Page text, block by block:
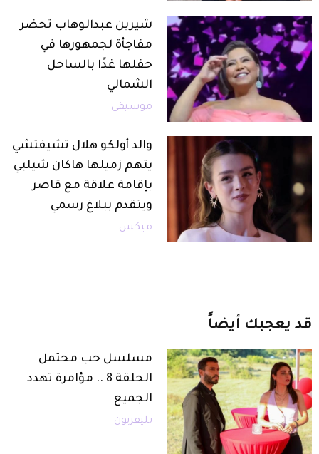
شيرين عبدالوهاب تحضر
مفاجأة لجمهورها في
حفلها غدًا بالساحل
الشمالي
موسيقى
والد أولكو هلال تشيفتشي
يتهم زميلها هاكان شيلبي
بإقامة علاقة مع قاصر
ويتقدم ببلاغ رسمي
ميكس
قد يعجبك أيضاً
مسلسل حب محتمل
الحلقة 8 .. مؤامرة تهدد
الجميع
تليفزيون